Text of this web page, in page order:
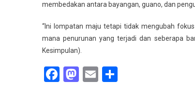
membedakan antara bayangan, guano, dan
“Ini lompatan maju tetapi tidak mengubah
mana penurunan yang terjadi dan seberapa
Kesimpulan).
Facebook
Mastodon
Email